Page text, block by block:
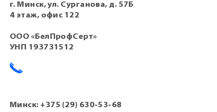
г. Минск, ул. Сурганова, д. 57Б
4 этаж, офис 122
ООО «БелПрофСерт»
УНП 193731512
Минск: +375 (29) 630-53-68